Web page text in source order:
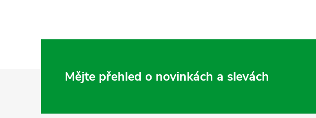
v
y
Mějte přehled o novinkách a slevách